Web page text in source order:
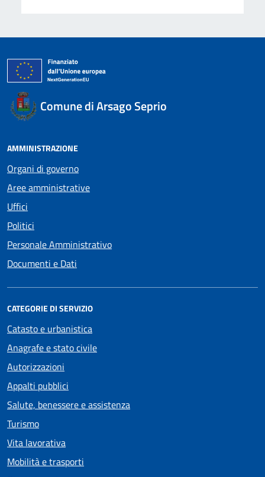
Comune di Arsago Seprio
AMMINISTRAZIONE
Organi di governo
Aree amministrative
Uffici
Politici
Personale Amministrativo
Documenti e Dati
CATEGORIE DI SERVIZIO
Catasto e urbanistica
Anagrafe e stato civile
Autorizzazioni
Appalti pubblici
Salute, benessere e assistenza
Turismo
Vita lavorativa
Mobilità e trasporti